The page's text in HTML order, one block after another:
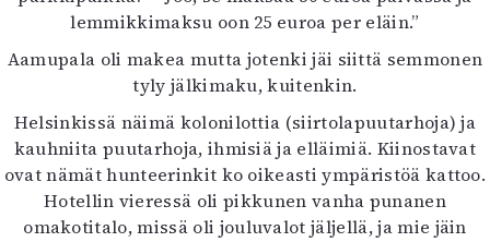
lemmikkimaksu oon 25 euroa per eläin.”
Aamupala oli makea mutta jotenki jäi siittä semmonen
tyly jälkimaku, kuitenkin.
Helsinkissä näimä kolonilottia (siirtolapuutarhoja) ja
kauhniita puutarhoja, ihmisiä ja elläimiä. Kiinostavat
ovat nämät hunteerinkit ko oikeasti ympäristöä kattoo.
Hotellin vieressä oli pikkunen vanha punanen
omakotitalo, missä oli jouluvalot jäljellä, ja mie jäin